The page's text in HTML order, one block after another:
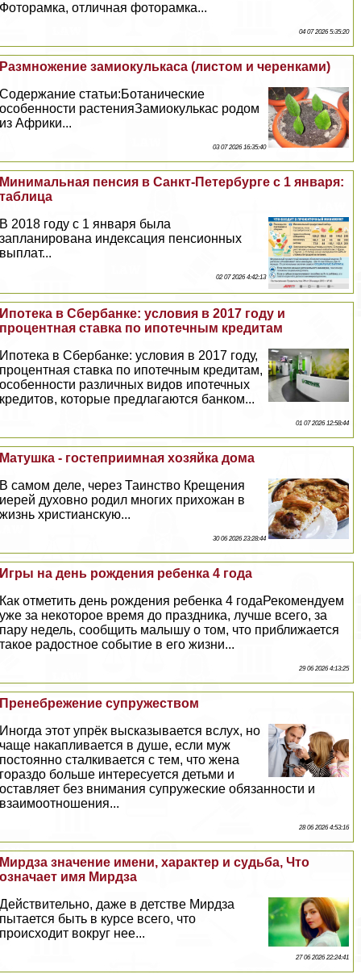
Фоторамка, отличная фоторамка...
04 07 2026 5:35:20
Размножение замиокулькаса (листом и черенками)
Содержание статьи:Ботанические
особенности растенияЗамиокулькас родом
из Африки...
03 07 2026 16:35:40
Минимальная пенсия в Санкт-Петербурге с 1 января:
таблица
В 2018 году с 1 января была
запланирована индексация пенсионных
выплат...
02 07 2026 4:42:13
Ипотека в Сбербанке: условия в 2017 году и
процентная ставка по ипотечным кредитам
Ипотека в Сбербанке: условия в 2017 году,
процентная ставка по ипотечным кредитам,
особенности различных видов ипотечных
кредитов, которые предлагаются банком...
01 07 2026 12:58:44
Матушка - гостеприимная хозяйка дома
В самом деле, через Таинство Крещения
иерей духовно родил многих прихожан в
жизнь христианскую...
30 06 2026 23:28:44
Игры на день рождения ребенка 4 года
Как отметить день рождения ребенка 4 годаРекомендуем
уже за некоторое время до праздника, лучше всего, за
пару недель, сообщить малышу о том, что приближается
такое радостное событие в его жизни...
29 06 2026 4:13:25
Пренебрежение супружеством
Иногда этот упрёк высказывается вслух, но
чаще накапливается в душе, если муж
постоянно сталкивается с тем, что жена
гораздо больше интересуется детьми и
оставляет без внимания супружеские обязанности и
взаимоотношения...
28 06 2026 4:53:16
Мирдза значение имени, хаpaктер и судьба, Что
означает имя Мирдза
Действительно, даже в детстве Мирдза
пытается быть в курсе всего, что
происходит вокруг нее...
27 06 2026 22:24:41